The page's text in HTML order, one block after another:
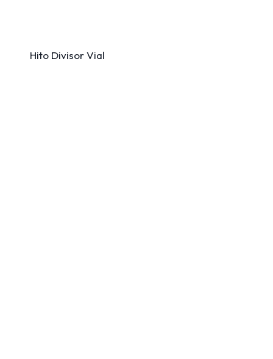
Hito Divisor Vial